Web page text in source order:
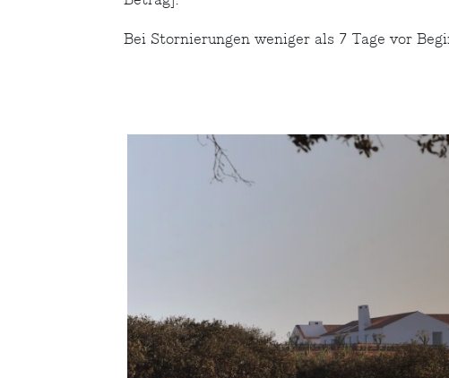
Bei Stornierungen weniger als 7 Tage vor